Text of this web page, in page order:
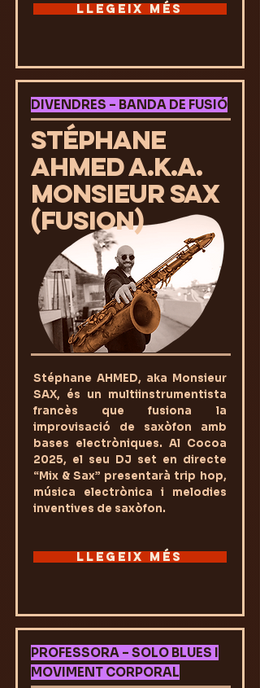
LLEGEIX MÉS
DIVENDRES – BANDA DE FUSIÓ
STÉPHANE
AHMED a.k.a.
MONSIEUR SAX
(Fusion)
Stéphane AHMED, aka Monsieur
SAX, és un multiinstrumentista
francès que fusiona la
improvisació de saxòfon amb
bases electròniques. Al Cocoa
2025, el seu DJ set en directe
“Mix & Sax” presentarà trip hop,
música electrònica i melodies
inventives de saxòfon.
LLEGEIX MÉS
PROFESSORA – SOLO BLUES I
MOVIMENT CORPORAL